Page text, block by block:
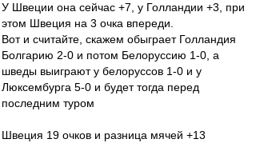
У Швеции она сейчас +7, у Голландии +3, при
этом Швеция на 3 очка впереди.
Вот и считайте, скажем обыграет Голландия
Болгарию 2-0 и потом Белоруссию 1-0, а
шведы выиграют у белоруссов 1-0 и у
Люксембурга 5-0 и будет тогда перед
последним туром
Швеция 19 очков и разница мячей +13